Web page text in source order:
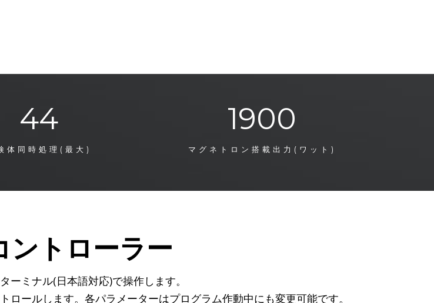
44
体同時処理(最大)
1900
マグネトロン搭載出力(ワット)
ントローラー
ミナル(日本語対応)で操作します。
ールします。各パラメーターはプログラム作動中にも変更可能です。